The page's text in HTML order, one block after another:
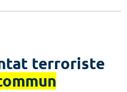
terroriste